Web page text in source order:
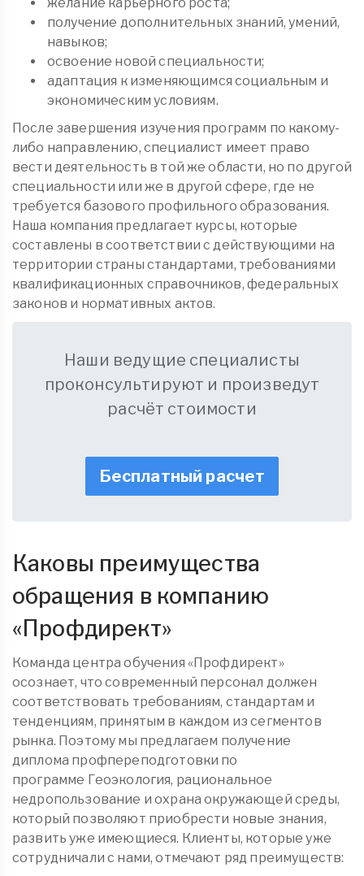
получение дополнительных знаний, умений,
навыков;
освоение новой специальности;
адаптация к изменяющимся социальным и
экономическим условиям.
После завершения изучения программ по какому-
либо направлению, специалист имеет право
вести деятельность в той же области, но по другой
специальности или же в другой сфере, где не
требуется базового профильного образования.
Наша компания предлагает курсы, которые
составлены в соответствии с действующими на
территории страны стандартами, требованиями
квалификационных справочников, федеральных
законов и нормативных актов.
Наши ведущие специалисты
проконсультируют и произведут
расчёт стоимости
Бесплатный расчет
Каковы преимущества
обращения в компанию
«Профдирект»
Команда центра обучения «Профдирект»
осознает, что современный персонал должен
соответствовать требованиям, стандартам и
тенденциям, принятым в каждом из сегментов
рынка. Поэтому мы предлагаем получение
диплома профпереподготовки по
программе Геоэкология, рациональное
недропользование и охрана окружающей среды,
который позволяют приобрести новые знания,
развить уже имеющиеся. Клиенты, которые уже
сотрудничали с нами, отмечают ряд преимуществ: